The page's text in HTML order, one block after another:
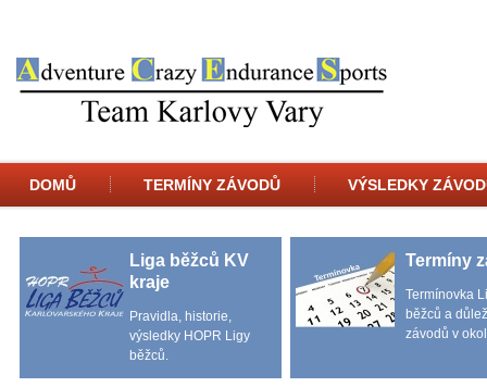
DOMŮ TERMÍNY ZÁVODŮ VÝSLEDKY
Liga běžců KV
kraje
Pravidla, historie,
výsledky HOPR Ligy
běžců.
Termíny
Termínovka
běžců a
závodů v